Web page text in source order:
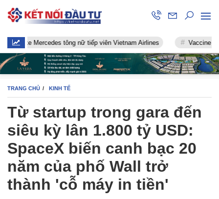
Mercedes tông nữ tiếp viên Vietnam Airlines Vaccine chống
TRANG CHỦ KINH TẾ
Từ startup trong gara đến
siêu kỳ lân 1.800 tỷ USD:
SpaceX biến canh bạc 20
năm của phố Wall trở
thành 'cỗ máy in tiền'